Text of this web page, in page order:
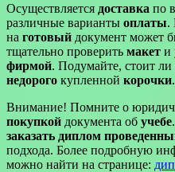
Осуществляется доставка по
различные варианты оплаты.
на готовый документ может
тщательно проверить макет и
фирмой. Подумайте, стоит ли
недорого купленной корочки.
Внимание! Помните о
покупкой документа об учебе
заказать диплом
подхода. Более подробную
можно найти на странице: